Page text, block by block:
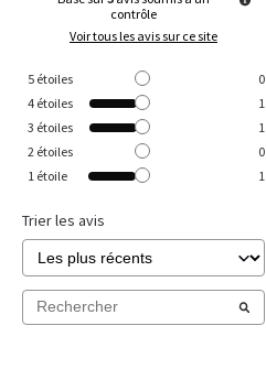
contrôle
Voir tous les avis sur ce site
5 étoiles
0
4 étoiles
1
3 étoiles
1
2 étoiles
0
1 étoile 1
Trier les avis